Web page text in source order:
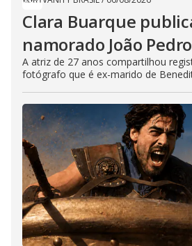
Clara Buarque
namorado João
A atriz de 27 anos compartilhou
fotógrafo que é ex-marido de